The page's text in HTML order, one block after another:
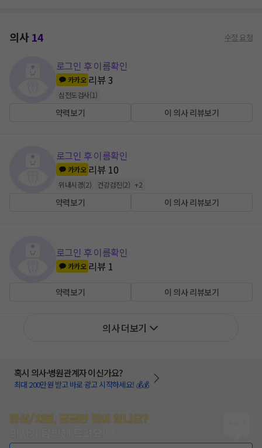
의사14 수정 요청
로그인 후 이름확인
카카오 리뷰3
심전도검사(1)
약력보기 이 의사 리뷰보기
로그인 후 이름확인
카카오 리뷰 10
위내시경(2) 건강검진(2) +2
약력보기 이 의사 리뷰보기
로그인 후 이름확인
카카오 리뷰 1
약력보기 이 의사 리뷰보기
의사 더보기
혹시 의사·병원관계자 이신가요?
최대 200만원 받고 바로 광고 시작하세요! 💰💰
증상/치료, 궁금한 점이 있나요?